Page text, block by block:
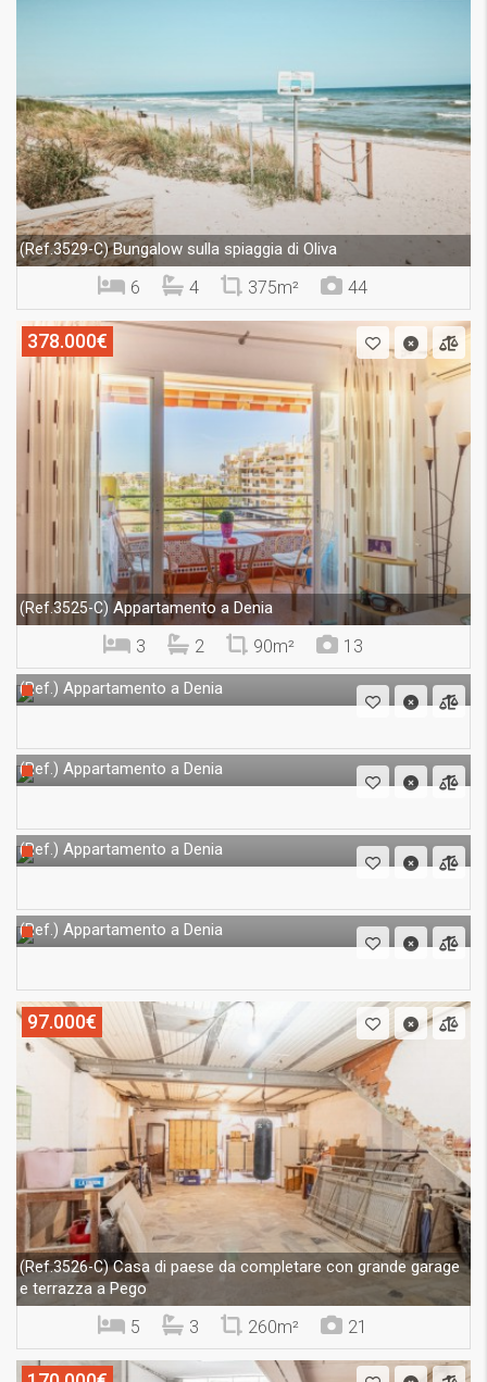
(Ref.3529-C)Bungalow sulla spiaggia di Oliva
6 4 375m² 44
378.000€
(Ref.3525-C) Appartamento a Denia
3 2 90m² 13
(Ref.) Appartamento a Denia
(Ref.) Appartamento a Denia
(Ref.) Appartamento a Denia
(Ref.) Appartamento a Denia
97.000€
(Ref.3526-C)Casa di paese da completare con grande garage
e terrazza a Pego
5 3 260m² 21